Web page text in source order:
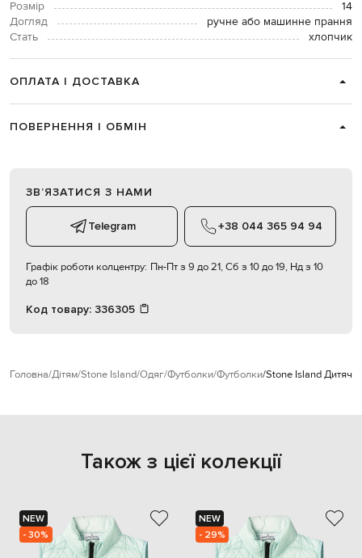
Розмір
14
Догляд
ручне або машинне прання
Стать
хлопчик
ОПЛАТА І ДОСТАВКА
ПОВЕРНЕННЯ І ОБМІН
ЗВʼЯЗАТИСЯ З НАМИ
Telegram +38 044 365 94 94
Графік роботи колцентру: Пн-Пт з 9 до 21, Сб з 10 до 19, Нд з 10
до 18
Код товару: 336305
Головна Дітям Stone Island Одяг Футболки Футболки Stone Island
Також з цієї колекції
NEW
- 30%
NEW
- 29%